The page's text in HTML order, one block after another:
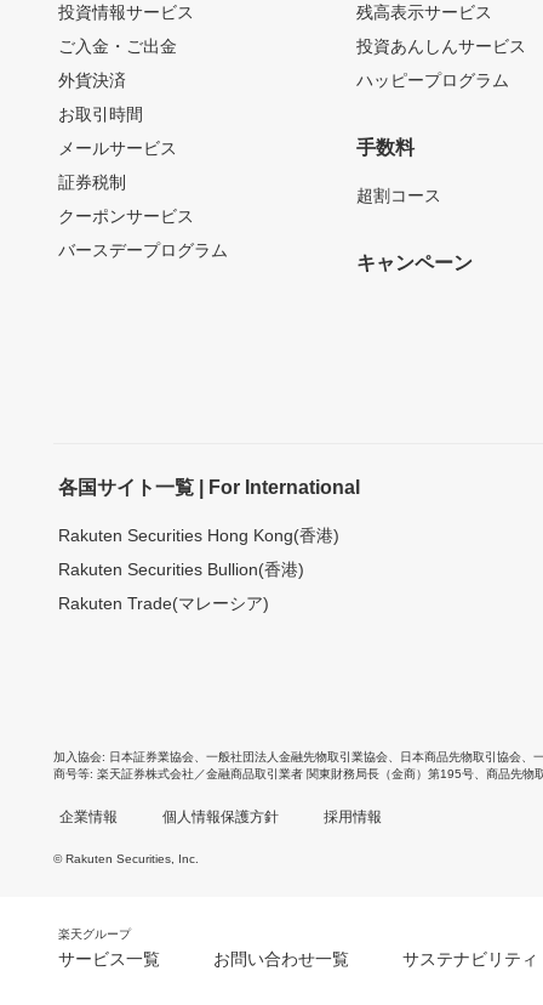
投資情報サービス
ご入金・ご出金
外貨決済
お取引時間
メールサービス
証券税制
クーポンサービス
バースデープログラム
残高表示サービス
投資あんしんサービス
ハッピープログラム
手数料
超割コース
キャンペーン
各国サイト一覧 | For International
Rakuten Securities Hong Kong(香港)
Rakuten Securities Bullion(香港)
Rakuten Trade(マレーシア)
加入協会 日本証券業協会 一般社団法人金融先物取引業協会 日本商品先物取引協会
商号等 楽天証券株式会社／金融商品取引業者 関東財務局長（金商）第195号、商品先物
企業情報 個人情報保護方針 採用情報
© Rakuten Securities, Inc.
楽天グループ
サービス一覧 お問い合わせ一覧 サステナビリティ